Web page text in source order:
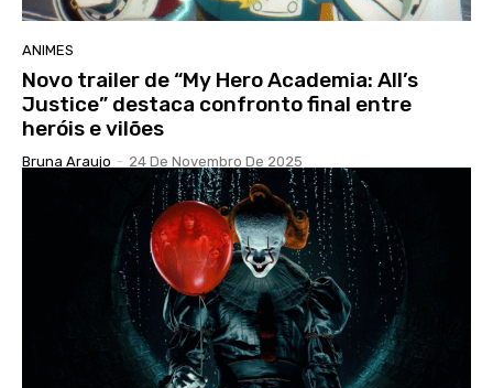
ANIMES
Novo trailer de “My Hero Academia: All’s
Justice” destaca confronto final entre
heróis e vilões
Bruna Araujo - 24 De Novembro De 2025